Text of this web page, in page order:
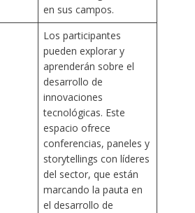
en sus campos.
Los participantes
pueden explorar y
aprenderán sobre el
desarrollo de
innovaciones
tecnológicas. Este
espacio ofrece
conferencias, paneles y
storytellings con líderes
del sector, que están
marcando la pauta en
el desarrollo de